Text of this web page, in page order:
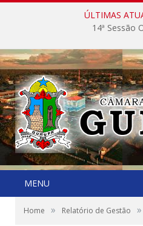
ÚLTIMAS
14ª Sessão
MENU
Home » Relatório de Gestão »